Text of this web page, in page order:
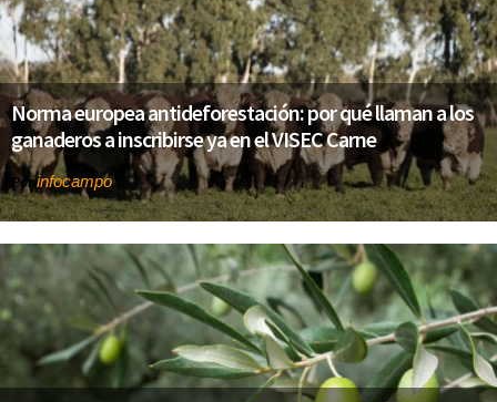
Norma europea antideforestación: por qué llaman a los
ganaderos a inscribirse ya en el VISEC Carne
Porinfocampo